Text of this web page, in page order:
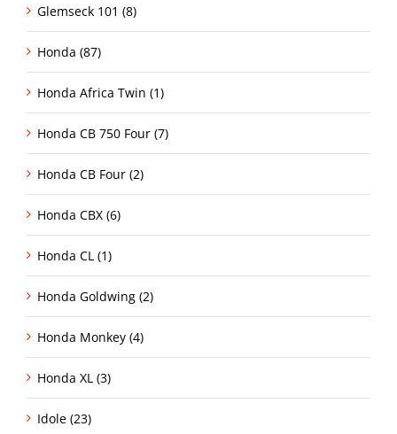
Glemseck 101 (8)
Honda (87)
Honda Africa Twin (1)
Honda CB 750 Four (7)
Honda CB Four (2)
Honda CBX (6)
Honda CL (1)
Honda Goldwing (2)
Honda Monkey (4)
Honda XL (3)
Idole (23)